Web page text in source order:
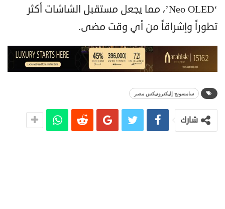
‘Neo OLED’، مما يجعل مستقبل الشاشات أكثر
تطوراً وإشراقاً من أي وقت مضى.
سامسونج إليكترونيكس مصر
شارك